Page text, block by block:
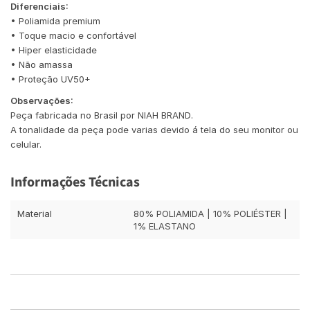
Diferenciais:
• Poliamida premium
• Toque macio e confortável
• Hiper elasticidade
• Não amassa
• Proteção UV50+
Observações:
Peça fabricada no Brasil por NIAH BRAND.
A tonalidade da peça pode varias devido á tela do seu monitor ou
celular.
Informações Técnicas
Material
80% POLIAMIDA | 10% POLIÉSTER |
1% ELASTANO